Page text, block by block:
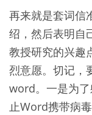
再来就是套词信
绍，然后表明自
教授研究的兴趣
烈意愿。切记，
word。一是为
止Word携带病